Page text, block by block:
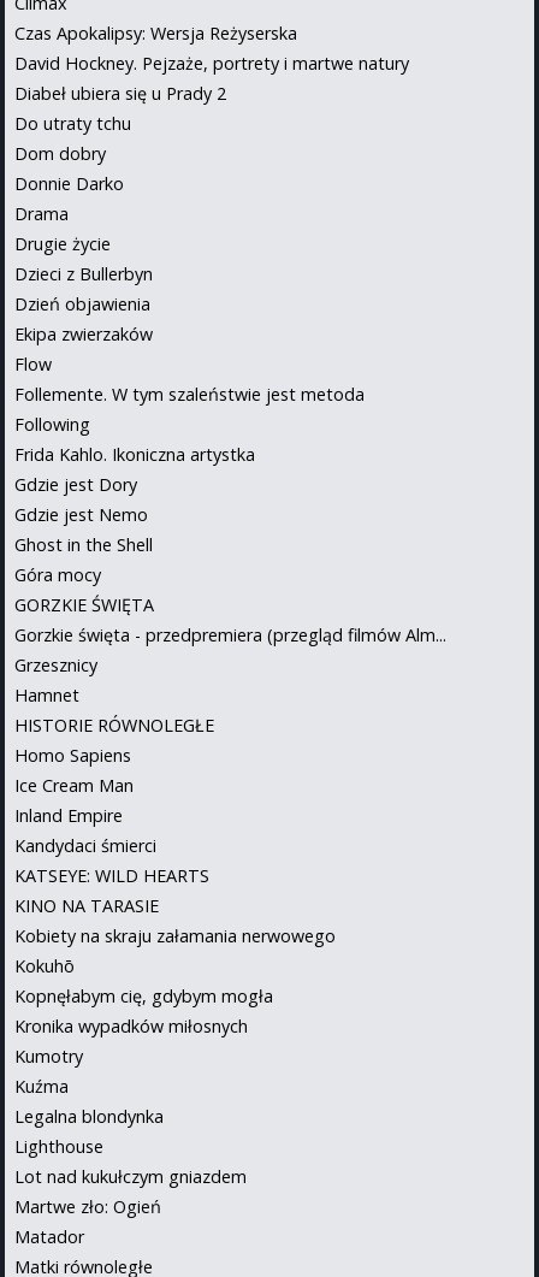
Czas Apokalipsy: Wersja Reżyserska
David Hockney. Pejzaże, portrety i martwe natury
Diabeł ubiera się u Prady 2
Do utraty tchu
Dom dobry
Donnie Darko
Drama
Drugie życie
Dzieci z Bullerbyn
Dzień objawienia
Ekipa zwierzaków
Flow
Follemente. W tym szaleństwie jest metoda
Following
Frida Kahlo. Ikoniczna artystka
Gdzie jest Dory
Gdzie jest Nemo
Ghost in the Shell
Góra mocy
GORZKIE ŚWIĘTA
Gorzkie święta - przedpremiera (przegląd filmów Alm...
Grzesznicy
Hamnet
HISTORIE RÓWNOLEGŁE
Homo Sapiens
Ice Cream Man
Inland Empire
Kandydaci śmierci
KATSEYE: WILD HEARTS
KINO NA TARASIE
Kobiety na skraju załamania nerwowego
Kokuhō
Kopnęłabym cię, gdybym mogła
Kronika wypadków miłosnych
Kumotry
Kuźma
Legalna blondynka
Lighthouse
Lot nad kukułczym gniazdem
Martwe zło: Ogień
Matador
Matki równoległe